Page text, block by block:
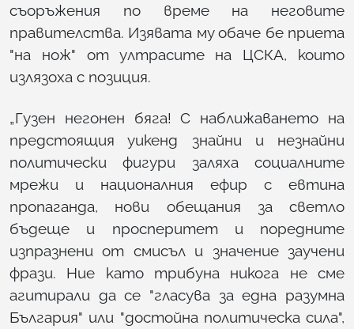
съоръжения по време на неговите
правителства. Изявата му обаче бе приета
"на нож" от ултрасите на ЦСКА, които
излязоха с позиция.
„Гузен негонен бяга! С наближаването на
предстоящия уикенд знайни и незнайни
политически фигури заляха социалните
мрежи и националния ефир с евтина
пропаганда, нови обещания за светло
бъдеще и просперитет и поредните
изпразнени от смисъл и значение заучени
фрази. Ние като трибуна никога не сме
агитирали да се "гласува за една разумна
България" или "достойна политическа сила",